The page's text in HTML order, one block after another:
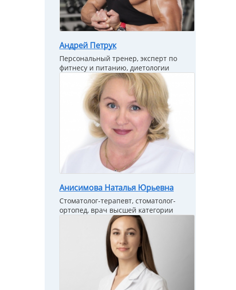
Андрей Петрук
Персональный тренер, эксперт по
фитнесу и питанию, диетологии
Анисимова Наталья Юрьевна
Стоматолог-терапевт, стоматолог-
ортопед, врач высшей категории